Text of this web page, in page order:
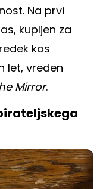
Na prvi
kupljen za
kos
let, vreden
Mirror.